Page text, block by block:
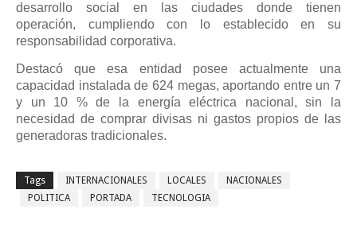
desarrollo social en las ciudades donde tienen
operación, cumpliendo con lo establecido en su
responsabilidad corporativa.
Destacó que esa entidad posee actualmente una
capacidad instalada de 624 megas, aportando entre un 7
y un 10 % de la energía eléctrica nacional, sin la
necesidad de comprar divisas ni gastos propios de las
generadoras tradicionales.
Tags INTERNACIONALES LOCALES
NACIONALES
POLITICA
PORTADA TECNOLOGIA